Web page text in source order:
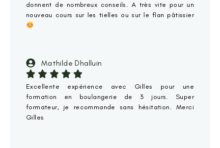
donnent de nombreux conseils. A très vite pour un
nouveau cours sur les tielles ou sur le flan pâtissier
Mathilde Dhalluin
Excellente expérience avec Gilles pour une
formation en boulangerie de 3 jours. Super
formateur, je recommande sans hésitation. Merci
Gilles